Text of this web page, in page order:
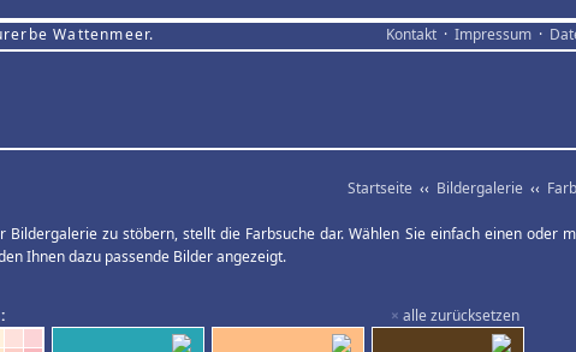
Wattenmeer. Kontakt · Impressum ·
Startseite ‹‹ Bildergalerie ‹‹
Bildergalerie zu stöbern, stellt die Farbsuche dar. Wählen Sie einfach einen oder
Ihnen dazu passende Bilder angezeigt.
× alle zurücksetzen